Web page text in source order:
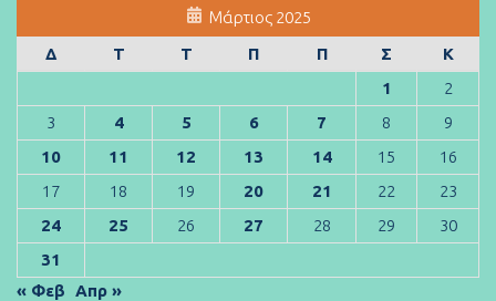
Μάρτιος 2025
Δ
Τ Τ Π Π Σ
Κ
1
2
3
4 5 6 7 8
9
10
11 12 13 14 15
16
17
18 19 20 21 22
23
24
25 26 27 28 29
30
31
« Φεβ Απρ »